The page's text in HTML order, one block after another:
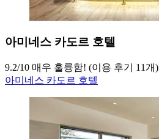
아미네스 카도르 호텔
9.2/10 매우 훌륭함! (이용 후기 11개)
아미네스 카도르 호텔